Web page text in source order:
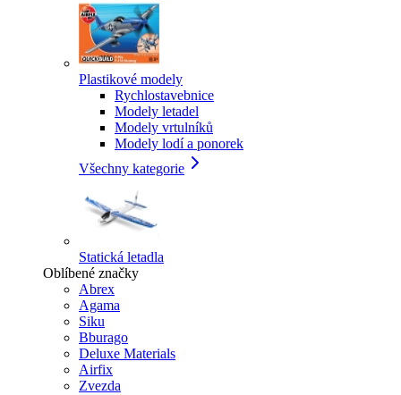
Plastikové modely
Rychlostavebnice
Modely letadel
Modely vrtulníků
Modely lodí a ponorek
Všechny kategorie
Statická letadla
Oblíbené značky
Abrex
Agama
Siku
Bburago
Deluxe Materials
Airfix
Zvezda